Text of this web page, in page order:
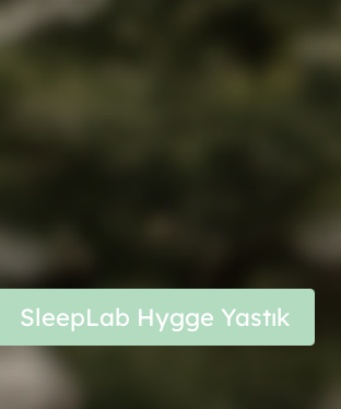
SleepLab Hygge Yastık